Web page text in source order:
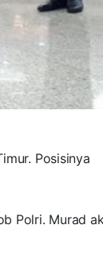
Posisinya
Polri. Murad